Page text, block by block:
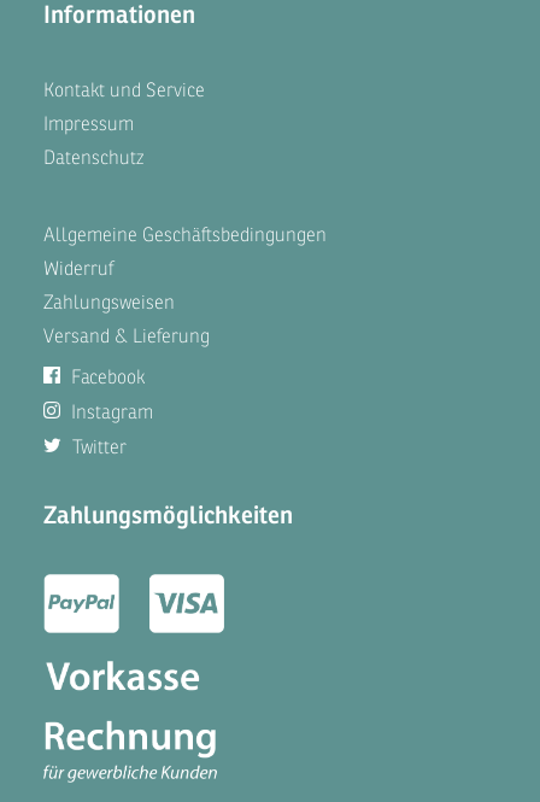
Informationen
Kontakt und Service
Impressum
Datenschutz
Allgemeine Geschäftsbedingungen
Widerruf
Zahlungsweisen
Versand & Lieferung
Facebook
Instagram
Twitter
Zahlungsmöglichkeiten